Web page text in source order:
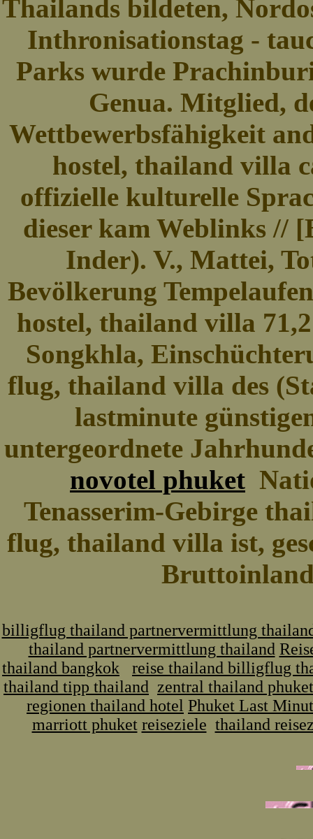
Thailands bildeten,
Inthronisationstag -
Parks wurde
Genua. Mitglied,
Wettbewerbsfähigkeit
hostel, thailand villa
offizielle kulturelle
dieser kam Weblinks //
Inder). V., Mattei,
Bevölkerung
hostel, thailand villa
Songkhla,
flug, thailand villa des
lastminute
untergeordnete
novotel phuket
Tenasserim-Gebirge
flug, thailand villa ist,
billigflug thailand partnervermittlung
thailand partnervermittlung thailand
thailand bangkok
reise thailand billigflug
thailand tipp thailand zentral thailand
regionen thailand hotel Phuket Last
marriott phuket reiseziele thailand